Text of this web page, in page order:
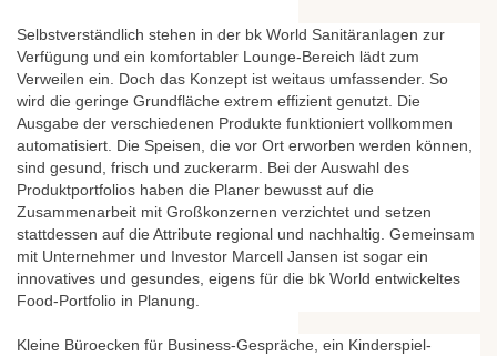
Selbstverständlich stehen in der bk World Sanitäranlagen zur
Verfügung und ein komfortabler Lounge-Bereich lädt zum
Verweilen ein. Doch das Konzept ist weitaus umfassender. So
wird die geringe Grundfläche extrem effizient genutzt. Die
Ausgabe der verschiedenen Produkte funktioniert vollkommen
automatisiert. Die Speisen, die vor Ort erworben werden können,
sind gesund, frisch und zuckerarm. Bei der Auswahl des
Produktportfolios haben die Planer bewusst auf die
Zusammenarbeit mit Großkonzernen verzichtet und setzen
stattdessen auf die Attribute regional und nachhaltig. Gemeinsam
mit Unternehmer und Investor Marcell Jansen ist sogar ein
innovatives und gesundes, eigens für die bk World entwickeltes
Food-Portfolio in Planung.
Kleine Büroecken für Business-Gespräche, ein Kinderspiel-